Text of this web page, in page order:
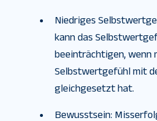
Niedriges
kann das
beeinträchtigen, wenn
Selbstwertgefühl mit
gleichgesetzt hat.
Bewusstsein: